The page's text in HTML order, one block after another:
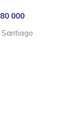
000